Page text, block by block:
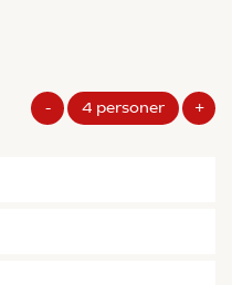
- 4 personer +